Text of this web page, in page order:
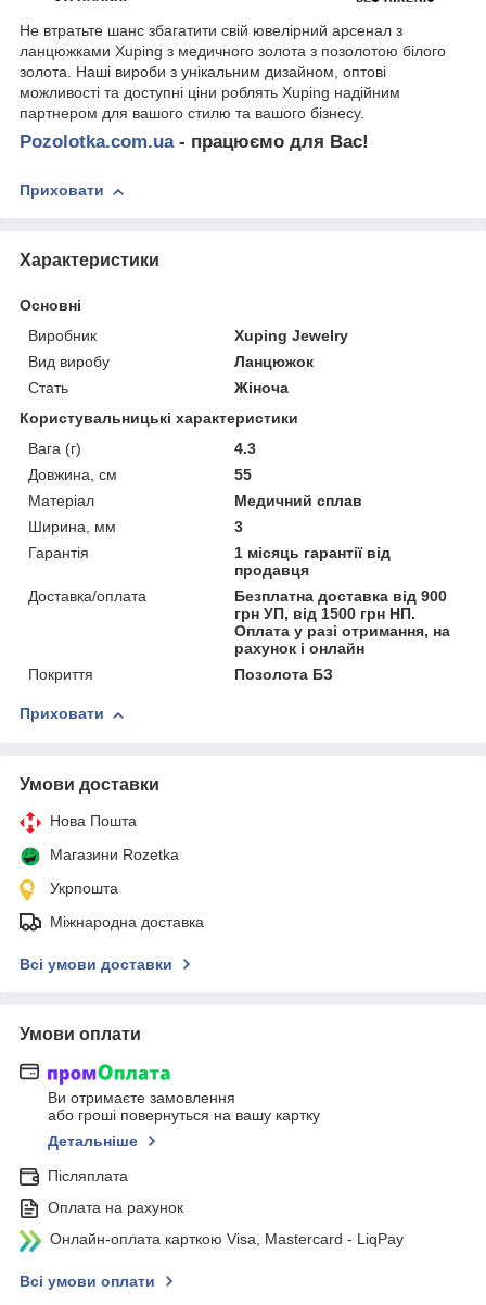
Не втратьте шанс збагатити свій ювелірний арсенал з
ланцюжками Xuping з медичного золота з позолотою білого
золота. Наші вироби з унікальним дизайном, оптові
можливості та доступні ціни роблять Xuping надійним
партнером для вашого стилю та вашого бізнесу.
Pozolotka.com.ua- працюємо для Вас!
Приховати
Характеристики
Основні
Виробник
Xuping Jewelry
Вид виробу
Ланцюжок
Стать
Жіноча
Користувальницькі характеристики
Вага (г)
4.3
Довжина, см
55
Матеріал
Медичний сплав
Ширина, мм
3
Гарантія
1 місяць гарантії від
продавця
Доставка/оплата
Безплатна доставка від 900
грн УП, від 1500 грн НП.
Оплата у разі отримання, на
рахунок і онлайн
Покриття
Позолота БЗ
Приховати
Умови доставки
Нова Пошта
Магазини Rozetka
Укрпошта
Міжнародна доставка
Всі умови доставки
Умови оплати
Ви отримаєте замовлення
або гроші повернуться на вашу картку
Детальніше
Післяплата
Оплата на рахунок
Онлайн-оплата карткою Visa, Mastercard - LiqPay
Всі умови оплати